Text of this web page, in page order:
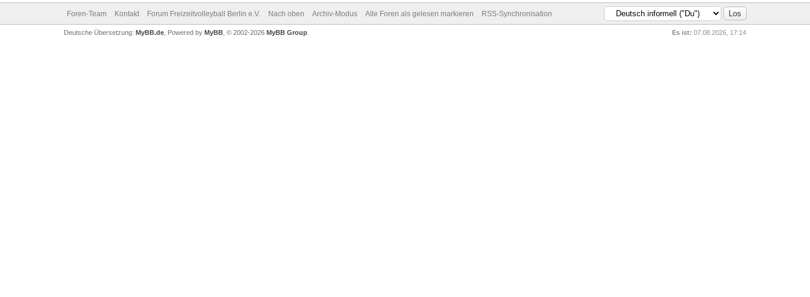
Foren-Team Kontakt Forum Freizeitvolleyball Berlin e.V. Nach oben Archiv-Modus Alle Foren als gelesen markieren RSS-Synchronisation
Es ist: 07.08.2026, 17:14
Deutsche Übersetzung: MyBB.de, Powered by MyBB, © 2002-2026 MyBB Group.